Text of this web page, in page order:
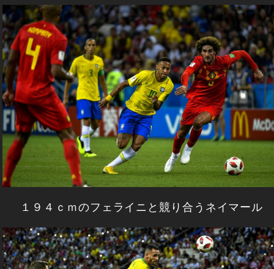
１９４ｃｍのフェライニと競り合うネイマール